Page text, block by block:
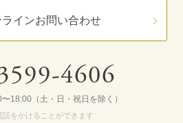
ラインお問い合わせ
4606
〜18:00（土・日・祝日を除く）
話をかけることができます